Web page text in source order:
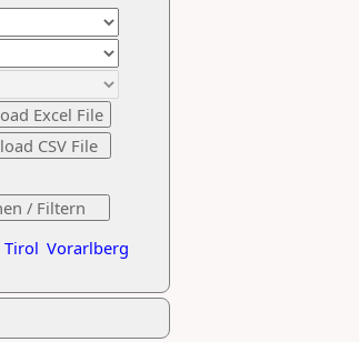
Tirol Vorarlberg